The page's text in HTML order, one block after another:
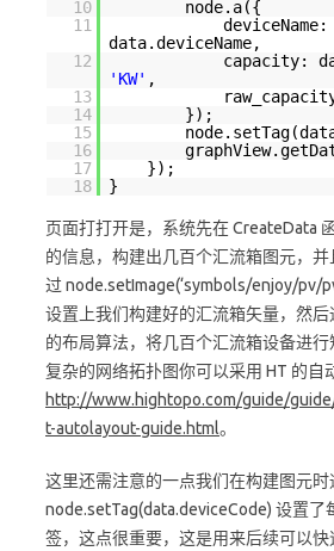
10
node.a({
11
deviceName:
data.deviceName,
12
capacity:
'KW' ,
13
14
});
15
16
17
18
}
页面打打开是，系统先在 CreateData
的信息，构建出几百个汇流箱图元，并
过 node.setImage(‘symbols/enjoy/pv/
设置上我们构建好的汇流箱矢量，然
的布局算法，将几百个汇流箱设备进行
复杂的网络拓扑图你可以采用 HT 的自
http://www.hightopo.com/guide/
t-autolayout-guide.html。
这里还需注意的一点我们在构建图元时
node.setTag(data.deviceCode) 设置了
签，这点很重要，这是用来后续可以